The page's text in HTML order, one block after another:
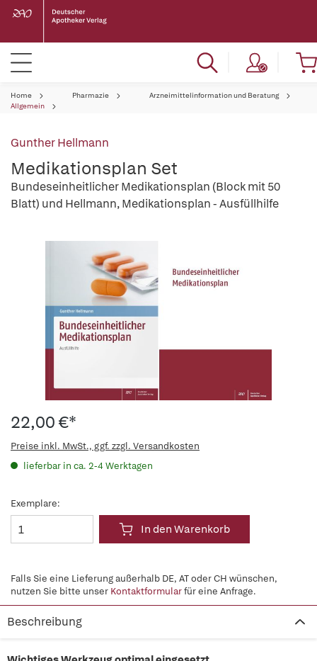
Home Pharmazie
Arzneimittelinformation und Beratung
Allgemein
Gunther Hellmann
Medikationsplan Set
Bundeseinheitlicher Medikationsplan (Block mit 50
Blatt) und Hellmann, Medikationsplan - Ausfüllhilfe
22,00 €*
Preise inkl. MwSt., ggf. zzgl. Versandkosten
lieferbar in ca. 2-4 Werktagen
Exemplare:
In den Warenkorb
Falls Sie eine Lieferung außerhalb DE, AT oder CH wünschen,
nutzen Sie bitte unser Kontaktformularfür eine Anfrage.
Beschreibung